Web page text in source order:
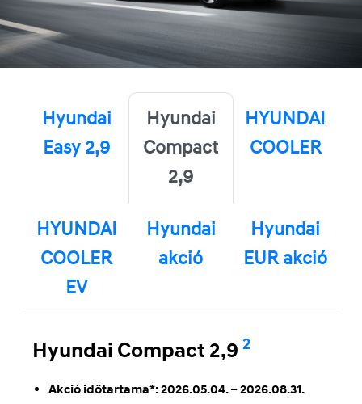
Hyundai
Easy 2,9
Hyundai
Compact
2,9
HYUNDAI
COOLER
HYUNDAI
COOLER
EV
Hyundai
akció
Hyundai
EUR akció
Hyundai Compact 2,9 2
Akció időtartama*: 2026.05.04. – 2026.08.31.